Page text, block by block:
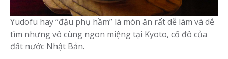
Yudofu hay “đậu phụ hầm” là món ăn rất dễ làm và dễ
tìm nhưng vô cùng ngon miệng tại Kyoto, cố đô của
đất nước Nhật Bản.